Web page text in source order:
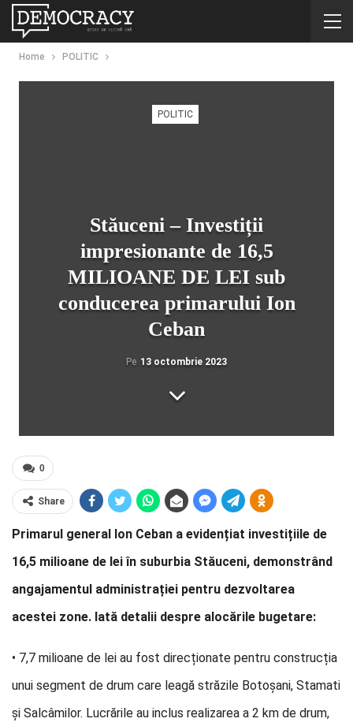
Home POLITIC
POLITIC
Stăuceni – Investiții
impresionante de 16,5
MILIOANE DE LEI sub
conducerea primarului Ion
Ceban
Pe 13 octombrie 2023
0
Share
Primarul general Ion Ceban a evidențiat investițiile de
16,5 milioane de lei în suburbia Stăuceni, demonstrând
angajamentul administrației pentru dezvoltarea
acestei zone. Iată detalii despre alocările bugetare:
• 7,7 milioane de lei au fost direcționate pentru construcția
unui segment de drum care leagă străzile Botoșani, Stamati
și Salcâmilor. Lucrările au inclus realizarea a 2 km de drum,